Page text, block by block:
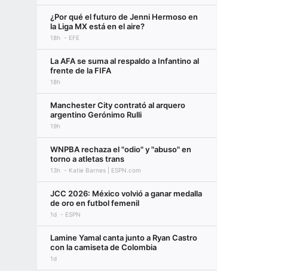
¿Por qué el futuro de Jenni Hermoso en
la Liga MX está en el aire?
18h EFE
La AFA se suma al respaldo a Infantino al
frente de la FIFA
18h
Manchester City contrató al arquero
argentino Gerónimo Rulli
19h
WNPBA rechaza el "odio" y "abuso" en
torno a atletas trans
13h Katie Barnes | ESPN.com
JCC 2026: México volvió a ganar medalla
de oro en futbol femenil
1d ESPN
Lamine Yamal canta junto a Ryan Castro
con la camiseta de Colombia
1d